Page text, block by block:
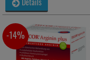
-14%